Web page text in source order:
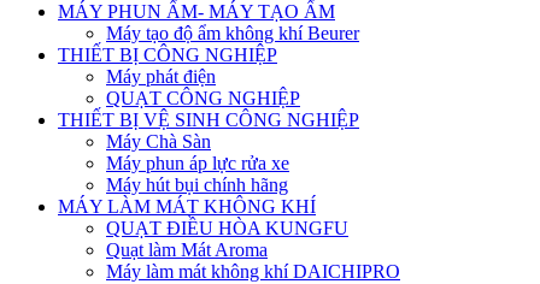
MÁY PHUN ẨM- MÁY TẠO ẨM
Máy tạo độ ẩm không khí Beurer
THIẾT BỊ CÔNG NGHIỆP
Máy phát điện
QUẠT CÔNG NGHIỆP
THIẾT BỊ VỆ SINH CÔNG NGHIỆP
Máy Chà Sàn
Máy phun áp lực rửa xe
Máy hút bụi chính hãng
MÁY LÀM MÁT KHÔNG KHÍ
QUẠT ĐIỀU HÒA KUNGFU
Quạt làm Mát Aroma
Máy làm mát không khí DAICHIPRO